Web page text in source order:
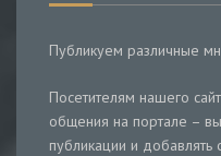
Публикуем различные
Посетителям нашего
общения на портале –
публикации и добавлять